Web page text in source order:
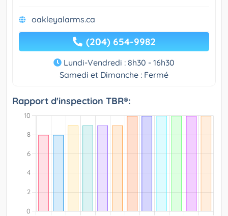
oakleyalarms.ca
(204) 654-9982
Lundi-Vendredi : 8h30 - 16h30
Samedi et Dimanche : Fermé
Rapport d'inspection TBR®: